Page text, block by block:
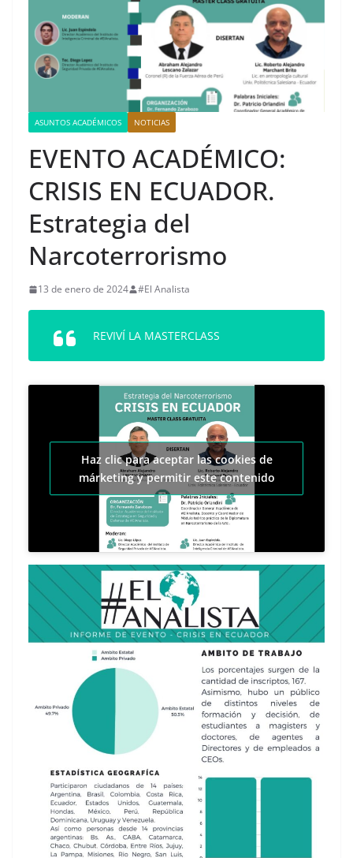
ASUNTOS ACADÉMICOS NOTICIAS
EVENTO ACADÉMICO:
CRISIS EN ECUADOR.
Estrategia del
Narcoterrorismo
13 de enero de 2024 #El Analista
REVIVÍ LA MASTERCLASS
Haz clic para aceptar las cookies de
márketing y permitir este contenido